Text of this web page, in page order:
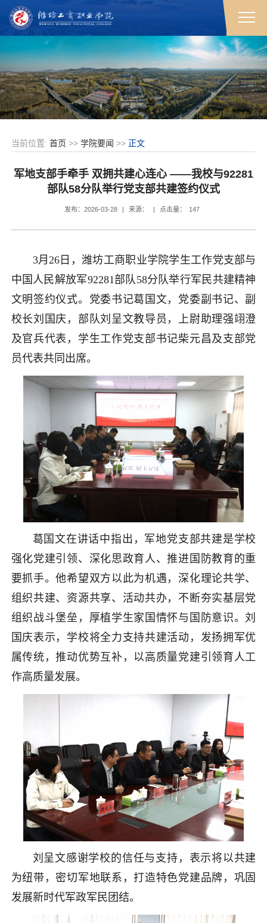
当前位置: 首页 >> 学院要闻 >> 正文
军地支部手牵手 双拥共建心连心 ——我校与92281
部队58分队举行党支部共建签约仪式
发布：2026-03-28 | 来源： | 点击量： 147
3月26日，潍坊工商职业学院学生工作党支部与
中国人民解放军92281部队58分队举行军民共建精神
文明签约仪式。党委书记葛国文，党委副书记、副
校长刘国庆，部队刘呈文教导员，上尉助理强翊澄
及官兵代表，学生工作党支部书记柴元昌及支部党
员代表共同出席。
葛国文在讲话中指出，军地党支部共建是学校
强化党建引领、深化思政育人、推进国防教育的重
要抓手。他希望双方以此为机遇，深化理论共学、
组织共建、资源共享、活动共办，不断夯实基层党
组织战斗堡垒，厚植学生家国情怀与国防意识。刘
国庆表示，学校将全力支持共建活动，发扬拥军优
属传统，推动优势互补，以高质量党建引领育人工
作高质量发展。
刘呈文感谢学校的信任与支持，表示将以共建
为纽带，密切军地联系，打造特色党建品牌，巩固
发展新时代军政军民团结。